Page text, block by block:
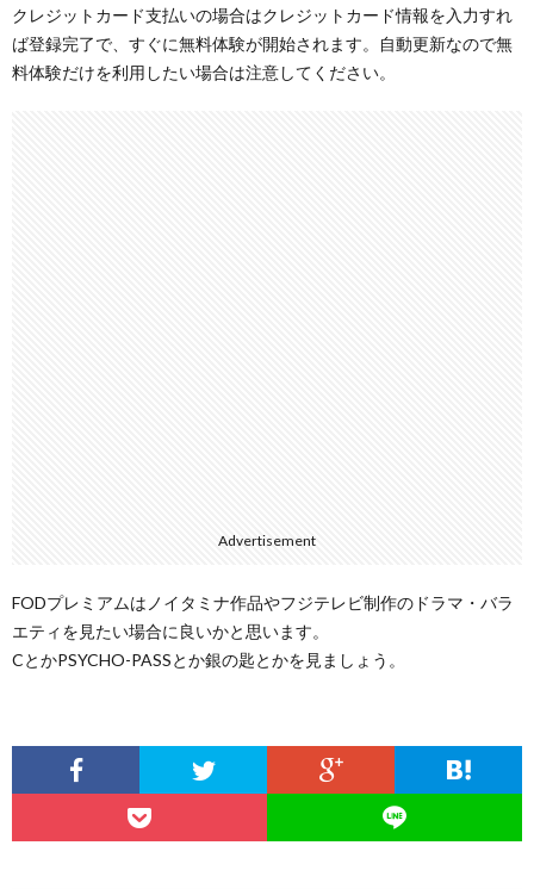
クレジットカード支払いの場合はクレジットカード情報を入力すれ
ば登録完了で、すぐに無料体験が開始されます。自動更新なので無
料体験だけを利用したい場合は注意してください。
Advertisement
FODプレミアムはノイタミナ作品やフジテレビ制作のドラマ・バラ
エティを見たい場合に良いかと思います。
CとかPSYCHO-PASSとか銀の匙とかを見ましょう。